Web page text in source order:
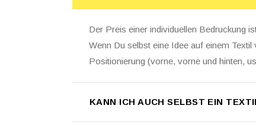
Der Preis einer individuellen Bedruckung
Wenn Du selbst eine Idee auf einem
Positionierung (vorne, vorne und hinten,
KANN ICH AUCH SELBST EIN